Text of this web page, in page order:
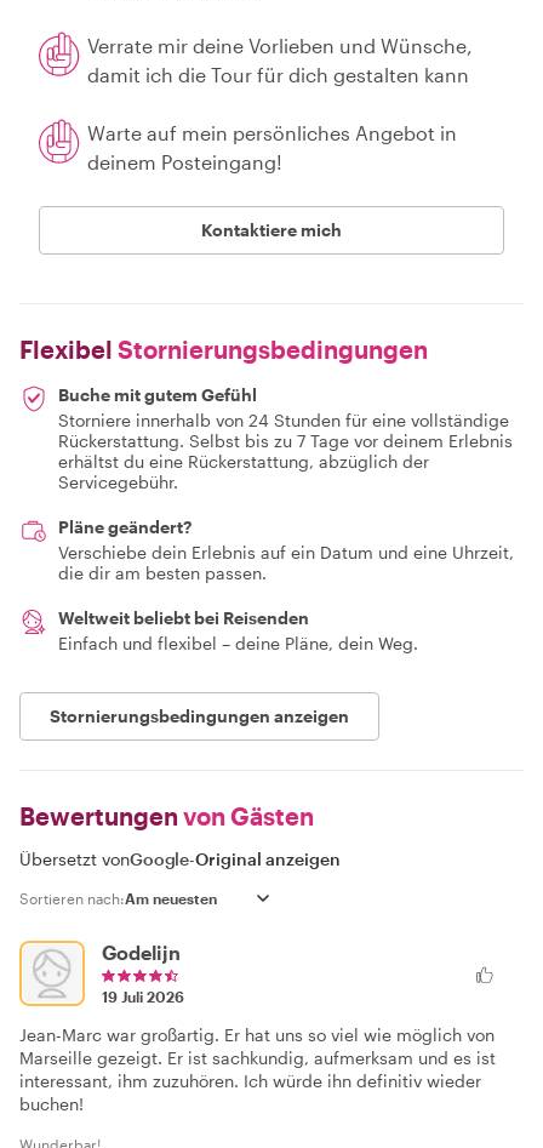
Verrate mir deine Vorlieben und Wünsche,
damit ich die Tour für dich gestalten kann
Warte auf mein persönliches Angebot in
deinem Posteingang!
Kontaktiere mich
Flexibel Stornierungsbedingungen
Buche mit gutem Gefühl
Storniere innerhalb von 24 Stunden für eine vollständige
Rückerstattung. Selbst bis zu 7 Tage vor deinem Erlebnis
erhältst du eine Rückerstattung, abzüglich der
Servicegebühr.
Pläne geändert?
Verschiebe dein Erlebnis auf ein Datum und eine Uhrzeit,
die dir am besten passen.
Weltweit beliebt bei Reisenden
Einfach und flexibel – deine Pläne, dein Weg.
Stornierungsbedingungen anzeigen
Bewertungen von Gästen
Übersetzt vonGoogle-Original anzeigen
Sortieren nach:
Godelijn
19 Juli 2026
Jean-Marc war großartig. Er hat uns so viel wie möglich von
Marseille gezeigt. Er ist sachkundig, aufmerksam und es ist
interessant, ihm zuzuhören. Ich würde ihn definitiv wieder
buchen!
Wunderbar!